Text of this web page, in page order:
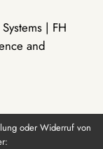
| FH
and
oder Widerruf von